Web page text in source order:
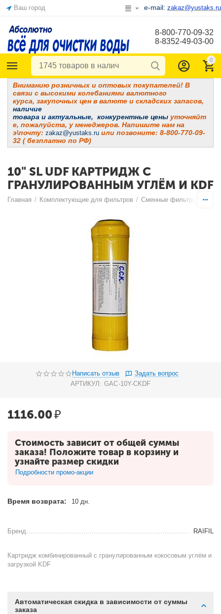
Ваш город e-mail: zakaz@yustaks.ru
8-800-770-09-32
8-8352-49-03-00
0
Вниманию розничных и оптовых покупателей! В
связи с высокими колебаниями валютного
курса, закупочных цен в валюте и складских запасов,
наличие
товара иактуальные, конкурентные цены уточняйт
е, пожалуйста, у менеджеров. Напишите нам на
э\почту:zakaz@yustaks.ru или позвоните: 8-800-770-09-
32 ( безплатно по РФ)
10" SL UDF КАРТРИДЖ С
ГРАНУЛИРОВАННЫМ УГЛЁМ И KDF
Главная / Комплектующие для фильтров / Сменные фильтрующие
Написать отзыв
Задать вопрос
АРТИКУЛ: GAC-10Y-CKDF
1116.00₽
Стоимость зависит от общей суммы
заказа! Положите товар в корзину и
узнайте размер скидки
Подробности промо-акции
Время возврата: 10 дн.
Бренд RAIFIL
Картридж комбинированный с гранулированным кокосовым углём и
загрузкой KDF
Автоматическая скидка в зависимости от суммы
заказа